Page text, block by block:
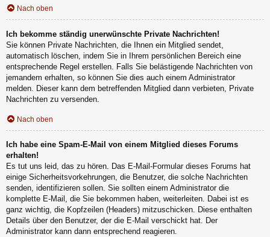
Nach oben
Ich bekomme ständig unerwünschte Private Nachrichten!
Sie können Private Nachrichten, die Ihnen ein Mitglied sendet,
automatisch löschen, indem Sie in Ihrem persönlichen Bereich eine
entsprechende Regel erstellen. Falls Sie belästigende Nachrichten von
jemandem erhalten, so können Sie dies auch einem Administrator
melden. Dieser kann dem betreffenden Mitglied dann verbieten, Private
Nachrichten zu versenden.
Nach oben
Ich habe eine Spam-E-Mail von einem Mitglied dieses Forums
erhalten!
Es tut uns leid, das zu hören. Das E-Mail-Formular dieses Forums hat
einige Sicherheitsvorkehrungen, die Benutzer, die solche Nachrichten
senden, identifizieren sollen. Sie sollten einem Administrator die
komplette E-Mail, die Sie bekommen haben, weiterleiten. Dabei ist es
ganz wichtig, die Kopfzeilen (Headers) mitzuschicken. Diese enthalten
Details über den Benutzer, der die E-Mail verschickt hat. Der
Administrator kann dann entsprechend reagieren.